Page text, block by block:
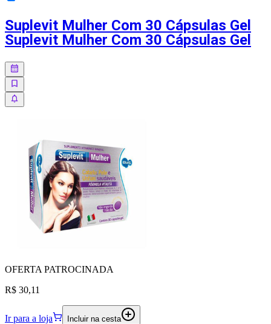
Suplevit Mulher Com 30 Cápsulas Gel
Suplevit Mulher Com 30 Cápsulas Gel
OFERTA PATROCINADA
R$ 30,11
Ir para a loja Incluir na cesta